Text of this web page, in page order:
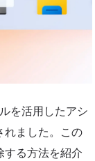
を活用したアシ
れました。この
する方法を紹介